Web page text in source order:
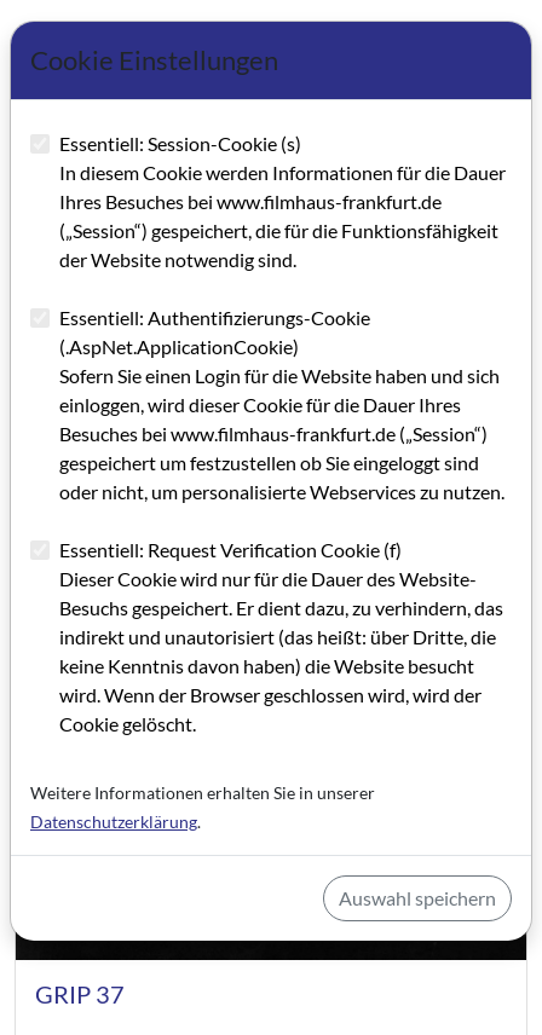
Kategorie: Editorial
Schlagworte: GRIP, Filmhaus Frankfurt
Artikel im PDF aufrufen
GRIP 37
Cookie Einstellungen
Essentiell: Session-Cookie (s)
In diesem Cookie werden Informationen für die Dauer
Ihres Besuches bei www.filmhaus-frankfurt.de
(„Session“) gespeichert, die für die Funktionsfähigkeit
der Website notwendig sind.
Essentiell: Authentifizierungs-Cookie
(.AspNet.ApplicationCookie)
Sofern Sie einen Login für die Website haben und sich
einloggen, wird dieser Cookie für die Dauer Ihres
Besuches bei www.filmhaus-frankfurt.de („Session“)
gespeichert um festzustellen ob Sie eingeloggt sind
oder nicht, um personalisierte Webservices zu nutzen.
Essentiell: Request Verification Cookie (f)
Dieser Cookie wird nur für die Dauer des Website-
Besuchs gespeichert. Er dient dazu, zu verhindern, das
indirekt und unautorisiert (das heißt: über Dritte, die
keine Kenntnis davon haben) die Website besucht
wird. Wenn der Browser geschlossen wird, wird der
Cookie gelöscht.
Weitere Informationen erhalten Sie in unserer
Datenschutzerklärung.
Auswahl speichern